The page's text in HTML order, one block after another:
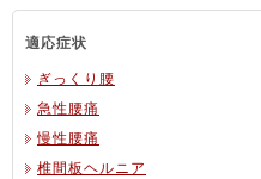
適応症状
ぎっくり腰
急性腰痛
慢性腰痛
椎間板ヘルニア